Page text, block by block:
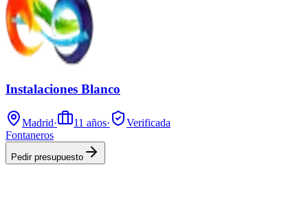
Instalaciones Blanco
Madrid· 11 años·
Verificada
Fontaneros
Pedir presupuesto